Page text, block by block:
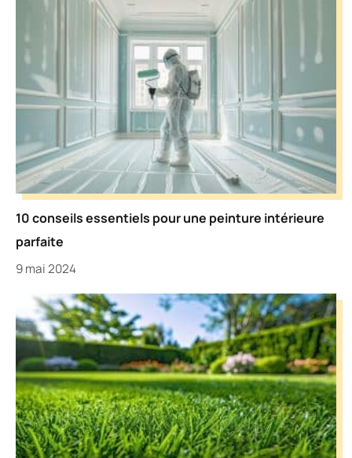
10 conseils essentiels pour une peinture intérieure
parfaite
9 mai 2024